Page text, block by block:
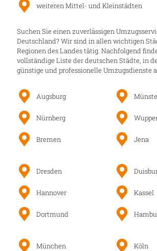
weiteren Mittel- und Kleinstädten
Suchen Sie einen zuverlässigen
Deutschland? Wir sind in allen wichtigen
Regionen des Landes tätig. Nachfolgend
vollständige Liste der deutschen Städte, in
günstige und professionelle Umzugsdienste
Augsburg
Nürnberg
Bremen
Dresden
Hannover
Dortmund
München
Jena
Kassel
Köln